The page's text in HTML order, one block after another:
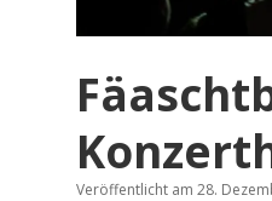
Veröffentlicht am 28.